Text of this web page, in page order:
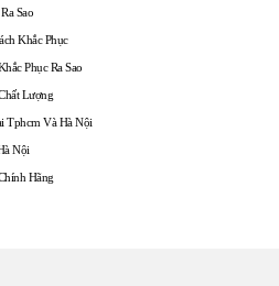
Sao
Khắc Phục
Phục Ra Sao
Lượng
Tphcm Và Hà Nội
Nội
Hãng